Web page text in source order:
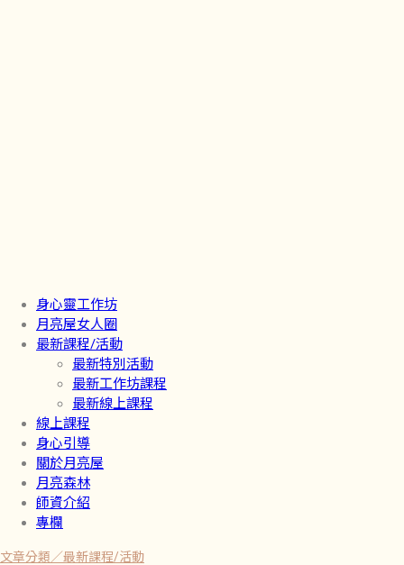
身心靈工作坊
月亮屋女人圈
最新課程/活動
最新特別活動
最新工作坊課程
最新線上課程
線上課程
身心引導
關於月亮屋
月亮森林
師資介紹
專欄
文章分類／最新課程/活動